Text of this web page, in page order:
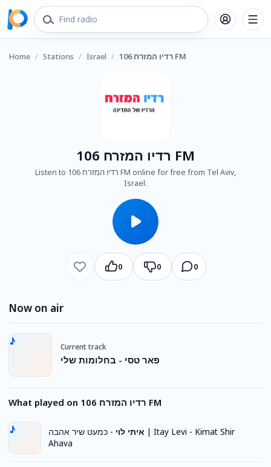
Home / Stations / Israel / רדיו המזרח 106 FM
רדיו המזרח 106 FM
Listen to רדיו המזרח 106 FM online for free from Tel Aviv,
Israel.
0 0 0
Now on air
Current track
פאר טסי - בחלומות שלי
What played on רדיו המזרח 106 FM
איתי לוי - כמעט שיר אהבה | Itay Levi - Kimat Shir
Ahava